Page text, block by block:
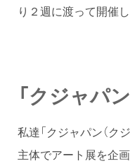
り２週に渡って開催し
「クジャパ
私達「クジャパン（ク
主体でアート展を企画